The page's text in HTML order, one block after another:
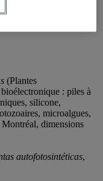
(Plantes
: piles à
silicone,
microalgues,
Montréal, dimensions
autofotosintéticas,